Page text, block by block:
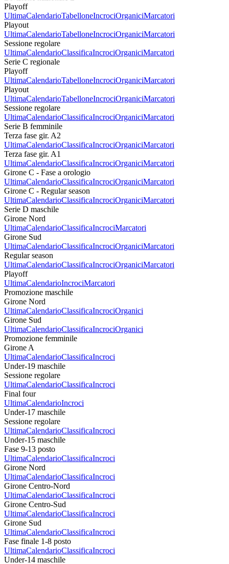
Playoff
UltimaCalendarioTabelloneIncrociOrganiciMarcatori
Playout
UltimaCalendarioTabelloneIncrociOrganiciMarcatori
Sessione regolare
UltimaCalendarioClassificaIncrociOrganiciMarcatori
Serie C regionale
Playoff
UltimaCalendarioTabelloneIncrociOrganiciMarcatori
Playout
UltimaCalendarioTabelloneIncrociOrganiciMarcatori
Sessione regolare
UltimaCalendarioClassificaIncrociOrganiciMarcatori
Serie B femminile
Terza fase gir. A2
UltimaCalendarioClassificaIncrociOrganiciMarcatori
Terza fase gir. A1
UltimaCalendarioClassificaIncrociOrganiciMarcatori
Girone C - Fase a orologio
UltimaCalendarioClassificaIncrociOrganiciMarcatori
Girone C - Regular season
UltimaCalendarioClassificaIncrociOrganiciMarcatori
Serie D maschile
Girone Nord
UltimaCalendarioClassificaIncrociMarcatori
Girone Sud
UltimaCalendarioClassificaIncrociOrganiciMarcatori
Regular season
UltimaCalendarioClassificaIncrociOrganiciMarcatori
Playoff
UltimaCalendarioIncrociMarcatori
Promozione maschile
Girone Nord
UltimaCalendarioClassificaIncrociOrganici
Girone Sud
UltimaCalendarioClassificaIncrociOrganici
Promozione femminile
Girone A
UltimaCalendarioClassificaIncroci
Under-19 maschile
Sessione regolare
UltimaCalendarioClassificaIncroci
Final four
UltimaCalendarioIncroci
Under-17 maschile
Sessione regolare
UltimaCalendarioClassificaIncroci
Under-15 maschile
Fase 9-13 posto
UltimaCalendarioClassificaIncroci
Girone Nord
UltimaCalendarioClassificaIncroci
Girone Centro-Nord
UltimaCalendarioClassificaIncroci
Girone Centro-Sud
UltimaCalendarioClassificaIncroci
Girone Sud
UltimaCalendarioClassificaIncroci
Fase finale 1-8 posto
UltimaCalendarioClassificaIncroci
Under-14 maschile